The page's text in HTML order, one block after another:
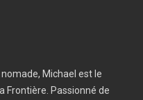
Michael est le
Frontière. Passionné de